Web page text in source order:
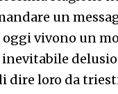
un
vivono un
dire loro da